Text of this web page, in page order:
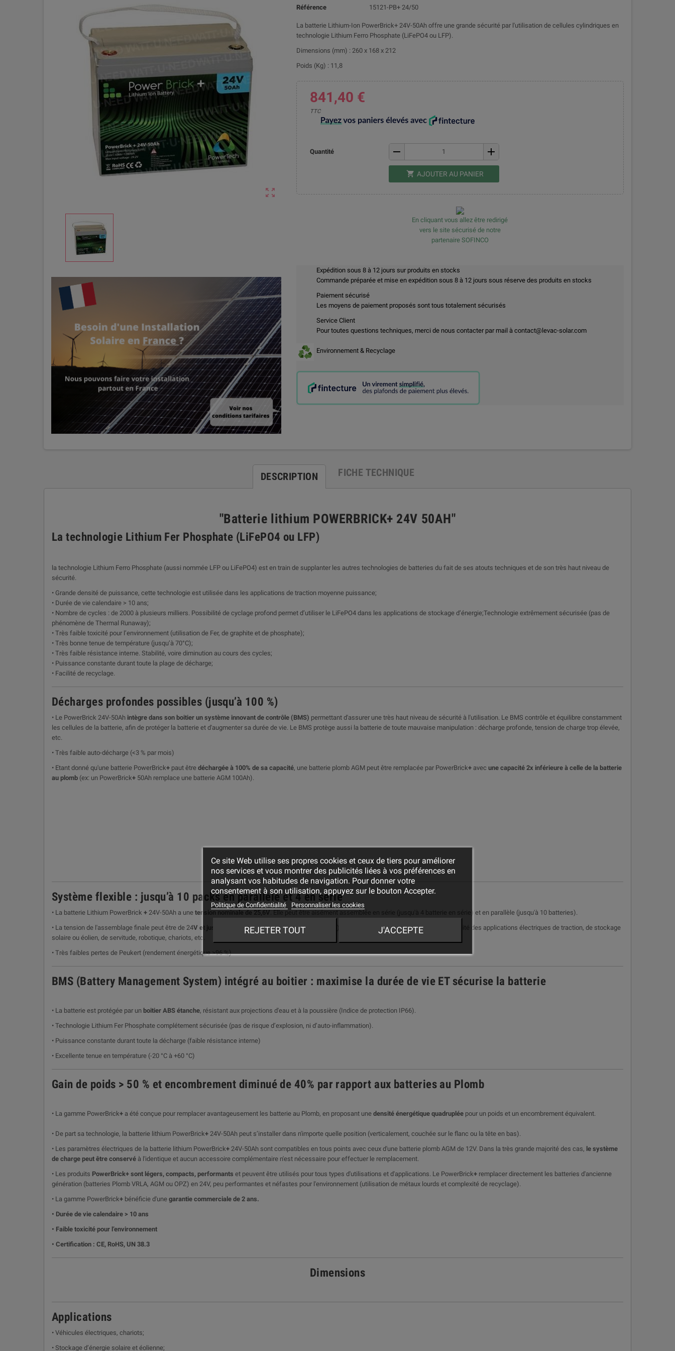
zoom_out_map
Référence 15121-PB+ 24/50
La batterie Lithium-Ion PowerBrick+ 24V-50Ah offre une grande sécurité par l'utilisation de cellules cylindriques en
technologie Lithium Ferro Phosphate (LiFePO4 ou LFP).
Dimensions (mm) : 260 x 168 x 212
Poids (Kg) : 11,8
841,40 €
TTC
Quantité remove add
shopping_cart AJOUTER AU PANIER
En cliquant vous allez être redirigé
vers le site sécurisé de notre
partenaire SOFINCO
Expédition sous 8 à 12 jours sur produits en stocks
Commande préparée et mise en expédition sous 8 à 12 jours sous réserve des produits en stocks
Paiement sécurisé
Les moyens de paiement proposés sont tous totalement sécurisés
Service Client
Pour toutes questions techniques, merci de nous contacter par mail à contact@levac-solar.com
Environnement & Recyclage
DESCRIPTION FICHE TECHNIQUE
"Batterie lithium POWERBRICK+ 24V 50AH"
La technologie Lithium Fer Phosphate (LiFePO4 ou LFP)
la technologie Lithium Ferro Phosphate (aussi nommée LFP ou LiFePO4) est en train de supplanter les autres technologies de batteries du fait de ses atouts techniques et de son très haut niveau de
sécurité.
• Grande densité de puissance, cette technologie est utilisée dans les applications de traction moyenne puissance;
• Durée de vie calendaire > 10 ans;
• Nombre de cycles : de 2000 à plusieurs milliers. Possibilité de cyclage profond permet d’utiliser le LiFePO4 dans les applications de stockage d’énergie;Technologie extrêmement sécurisée (pas de
phénomène de Thermal Runaway);
• Très faible toxicité pour l’environnement (utilisation de Fer, de graphite et de phosphate);
• Très bonne tenue de température (jusqu’à 70°C);
• Très faible résistance interne. Stabilité, voire diminution au cours des cycles;
• Puissance constante durant toute la plage de décharge;
• Facilité de recyclage.
Décharges profondes possibles (jusqu’à 100 %)
• Le PowerBrick 24V-50Ah intègre dans son boitier un système innovant de contrôle (BMS) permettant d'assurer une très haut niveau de sécurité à l'utilisation. Le BMS contrôle et équilibre constamment
les cellules de la batterie, afin de protéger la batterie et d'augmenter sa durée de vie. Le BMS protège aussi la batterie de toute mauvaise manipulation : décharge profonde, tension de charge trop élevée,
etc.
• Très faible auto-décharge (<3 % par mois)
• Etant donné qu'une batterie PowerBrick+ paut être déchargée à 100% de sa capacité, une batterie plomb AGM peut être remplacée par PowerBrick+ avec une capacité 2x inférieure à celle de la batterie
au plomb (ex: un PowerBrick+ 50Ah remplace une batterie AGM 100Ah).
Système flexible : jusqu’à 10 packs en parallèle et 4 en série
• La batterie Lithium PowerBrick + 24V-50Ah a une tension nominale de 25,6V . Elle peut être aisément assemblée en série (jusqu'à 4 batterie en série) et en parallèle (jusqu'à 10 batteries).
• La tension de l'assemblage finale peut être de 24V et jusqu'à 96V
(pour 4 packs assemblés en série), ce qui répond aux besoins de la quasi totalité des applications électriques de traction, de stockage
solaire ou éolien, de servitude, robotique, chariots, etc.
• Très faibles pertes de Peukert (rendement énergétique >96 %)
BMS (Battery Management System) intégré au boitier : maximise la durée de vie ET sécurise la batterie
• La batterie est protégée par un boitier ABS étanche, résistant aux projections d'eau et à la poussière (Indice de protection IP66).
• Technologie Lithium Fer Phosphate complétement sécurisée (pas de risque d’explosion, ni d’auto-inflammation).
• Puissance constante durant toute la décharge (faible résistance interne)
• Excellente tenue en température (-20 °C à +60 °C)
Gain de poids > 50 % et encombrement diminué de 40% par rapport aux batteries au Plomb
• La gamme PowerBrick+ a été conçue pour remplacer avantageusement les batterie au Plomb, en proposant une densité énergétique quadruplée pour un poids et un encombrement équivalent.
• De part sa technologie, la batterie lithium PowerBrick+ 24V-50Ah peut s’installer dans n'importe quelle position (verticalement, couchée sur le flanc ou la tête en bas).
• Les paramètres électriques de la batterie lithium PowerBrick+ 24V-50Ah sont compatibles en tous points avec ceux d'une batterie plomb AGM de 12V. Dans la très grande majorité des cas, le système
de charge peut être conservé à l'identique et aucun accessoire complémentaire n'est nécessaire pour effectuer le remplacement.
• Les produits PowerBrick+ sont légers, compacts, performants et peuvent être utilisés pour tous types d'utilisations et d'applications. Le PowerBrick+ remplacer directement les batteries d'ancienne
génération (batteries Plomb VRLA, AGM ou OPZ) en 24V, peu performantes et néfastes pour l'environnement (utilisation de métaux lourds et complexité de recyclage).
• La gamme PowerBrick+ bénéficie d'une garantie commerciale de 2 ans.
• Durée de vie calendaire > 10 ans
• Faible toxicité pour l’environnement
• Certification : CE, RoHS, UN 38.3
Dimensions
Applications
• Véhicules électriques, chariots;
• Stockage d’énergie solaire et éolienne;
Ce site Web utilise ses propres cookies et ceux de tiers pour améliorer
nos services et vous montrer des publicités liées à vos préférences en
analysant vos habitudes de navigation. Pour donner votre
consentement à son utilisation, appuyez sur le bouton Accepter.
Politique de Confidentialité Personnaliser les cookies
REJETER TOUT J'ACCEPTE